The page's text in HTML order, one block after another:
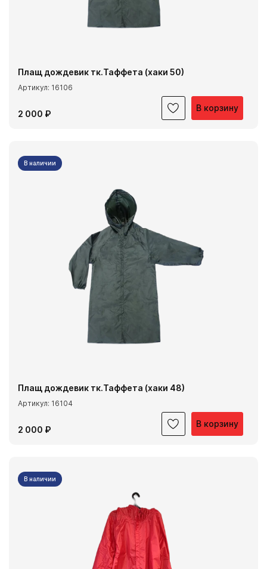
В корзину
Плащ дождевик тк.Таффета (хаки 50)
Артикул: 16106
2 000 ₽
В наличии
В корзину
Плащ дождевик тк.Таффета (хаки 48)
Артикул: 16104
2 000 ₽
В наличии